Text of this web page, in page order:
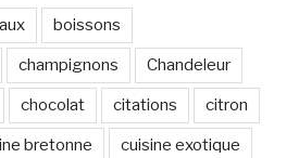
boissons
champignons Chandeleur
chocolat citations citron
bretonne cuisine exotique